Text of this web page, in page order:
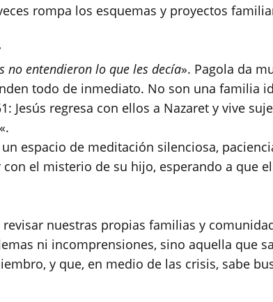
rompa los esquemas y proyectos
no entendieron lo que les decía». Pagola da
todo de inmediato. No son una familia
Jesús regresa con ellos a Nazaret y vive
«.
espacio de meditación silenciosa,
el misterio de su hijo, esperando a que
nuestras propias familias y
ni incomprensiones, sino aquella que
y que, en medio de las crisis, sabe